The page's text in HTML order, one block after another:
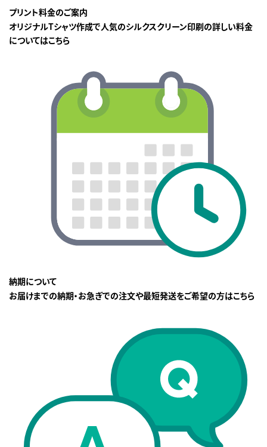
プリント料金のご案内
オリジナルTシャツ作成で人気のシルクスクリーン印刷の詳しい料金
についてはこちら
納期について
お届けまでの納期・お急ぎでの注文や最短発送をご希望の方はこちら